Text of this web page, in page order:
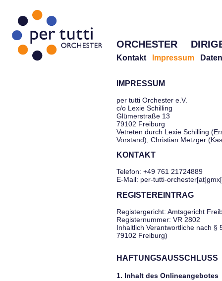
ORCHESTER
Kontakt Impressum
IMPRESSUM
per tutti Orchester e.V.
c/o Lexie Schilling
Glümerstraße 13
79102 Freiburg
Vetreten durch Lexie Schilling
Vorstand), Christian Metzger
KONTAKT
Telefon: +49 761 21724889
E-Mail: per-tutti-
REGISTEREINTRAG
Registergericht: Amtsgericht
Registernummer: VR 2802
Inhaltlich Verantwortliche nach §
79102 Freiburg)
HAFTUNGSAUSSCHLUSS
1. Inhalt des Onlineangebotes